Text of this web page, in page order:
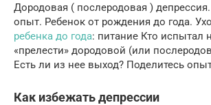
Дородовая ( послеродовая )
опыт. Ребенок от рождения до года.
ребенка до года: питание Кто испытал
«прелести» дородовой (или
Есть ли из нее выход? Поделитесь
Как избежать депрессии